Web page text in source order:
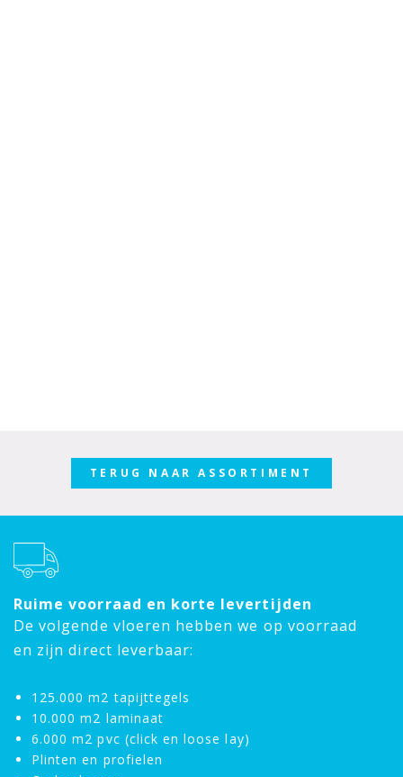
TERUG NAAR ASSORTIMENT
Ruime voorraad en korte levertijden
De volgende vloeren hebben we op voorraad
en zijn direct leverbaar:
125.000 m2 tapijttegels
10.000 m2 laminaat
6.000 m2 pvc (click en loose lay)
Plinten en profielen